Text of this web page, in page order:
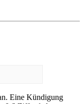
Eine Kündigung